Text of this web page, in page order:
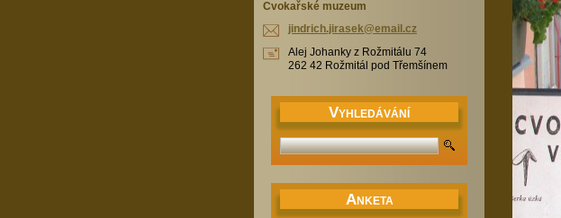
Cvokařské muzeum
jindrich.jirasek@email.cz
Alej Johanky z Rožmitálu 74
262 42 Rožmitál pod Třemšínem
VYHLEDÁVÁNÍ
ANKETA